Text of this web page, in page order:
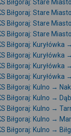
Biłgoraj: Stare
Biłgoraj: Stare
Biłgoraj: Stare
Biłgoraj: Stare
Biłgoraj: Kuryłówka
Biłgoraj: Kuryłówka
Biłgoraj: Kuryłówka
Biłgoraj: Kuryłówka
Biłgoraj: Kulno →
Biłgoraj: Kulno →
Biłgoraj: Kulno →
Biłgoraj: Kulno →
Biłgoraj: Kulno →